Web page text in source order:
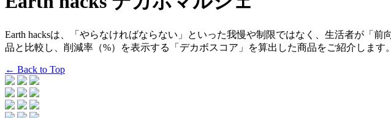
Earth hacksは、「やらなければならない」といった我慢や制限ではなく、生活者が「
品と比較し、削減率（%）を表示する「デカボスコア」を算出した商品をご紹介します。
← Back to Top